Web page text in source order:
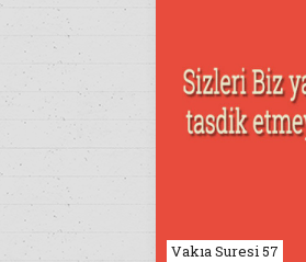
Vakıa Suresi 57
Nahl Suresi 17